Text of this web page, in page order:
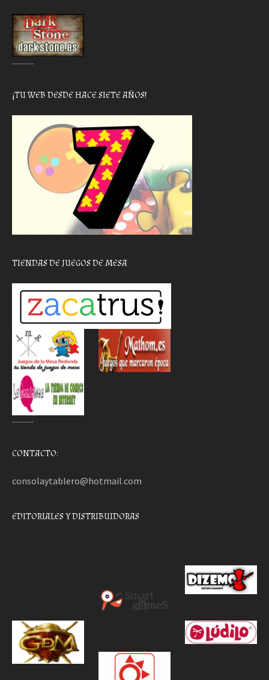
………..
¡TU WEB DESDE HACE SIETE AÑOS!
TIENDAS DE JUEGOS DE MESA
………..
CONTACTO:
consolaytablero@hotmail.com
EDITORIALES Y DISTRIBUIDORAS